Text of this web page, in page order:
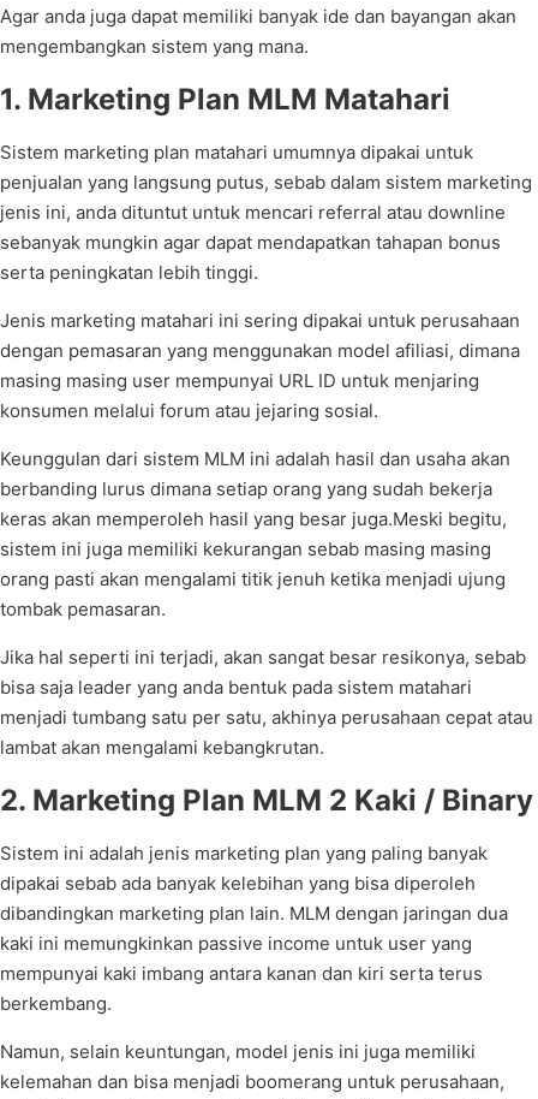
Agar anda juga dapat memiliki banyak ide dan bayangan akan
mengembangkan sistem yang mana.
1. Marketing Plan MLM Matahari
Sistem marketing plan matahari umumnya dipakai untuk
penjualan yang langsung putus, sebab dalam sistem marketing
jenis ini, anda dituntut untuk mencari referral atau downline
sebanyak mungkin agar dapat mendapatkan tahapan bonus
serta peningkatan lebih tinggi.
Jenis marketing matahari ini sering dipakai untuk perusahaan
dengan pemasaran yang menggunakan model afiliasi, dimana
masing masing user mempunyai URL ID untuk menjaring
konsumen melalui forum atau jejaring sosial.
Keunggulan dari sistem MLM ini adalah hasil dan usaha akan
berbanding lurus dimana setiap orang yang sudah bekerja
keras akan memperoleh hasil yang besar juga.Meski begitu,
sistem ini juga memiliki kekurangan sebab masing masing
orang pasti akan mengalami titik jenuh ketika menjadi ujung
tombak pemasaran.
Jika hal seperti ini terjadi, akan sangat besar resikonya, sebab
bisa saja leader yang anda bentuk pada sistem matahari
menjadi tumbang satu per satu, akhinya perusahaan cepat atau
lambat akan mengalami kebangkrutan.
2. Marketing Plan MLM 2 Kaki / Binary
Sistem ini adalah jenis marketing plan yang paling banyak
dipakai sebab ada banyak kelebihan yang bisa diperoleh
dibandingkan marketing plan lain. MLM dengan jaringan dua
kaki ini memungkinkan passive income untuk user yang
mempunyai kaki imbang antara kanan dan kiri serta terus
berkembang.
Namun, selain keuntungan, model jenis ini juga memiliki
kelemahan dan bisa menjadi boomerang untuk perusahaan,